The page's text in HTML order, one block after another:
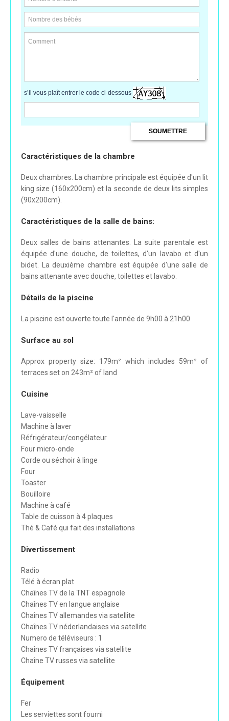
s’il vous plaît entrer le code ci-dessous
Caractéristiques de la chambre
Deux chambres. La chambre principale est équipée d'un lit
king size (160x200cm) et la seconde de deux lits simples
(90x200cm).
Caractéristiques de la salle de bains:
Deux salles de bains attenantes. La suite parentale est
équipée d'une douche, de toilettes, d'un lavabo et d'un
bidet. La deuxième chambre est équipée d'une salle de
bains attenante avec douche, toilettes et lavabo.
Détails de la piscine
La piscine est ouverte toute l'année de 9h00 à 21h00
Surface au sol
Approx property size: 179m² which includes 59m² of
terraces set on 243m² of land
Cuisine
Lave-vaisselle
Machine à laver
Réfrigérateur/congélateur
Four micro-onde
Corde ou séchoir à linge
Four
Toaster
Bouilloire
Machine à café
Table de cuisson à 4 plaques
Thé & Café qui fait des installations
Divertissement
Radio
Télé à écran plat
Chaînes TV de la TNT espagnole
Chaînes TV en langue anglaise
Chaînes TV allemandes via satellite
Chaînes TV néderlandaises via satellite
Numero de téléviseurs : 1
Chaînes TV françaises via satellite
Chaîne TV russes via satellite
Équipement
Fer
Les serviettes sont fourni